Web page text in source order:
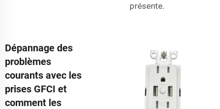
présente.
Dépannage des
problèmes
courants avec les
prises GFCI et
comment les